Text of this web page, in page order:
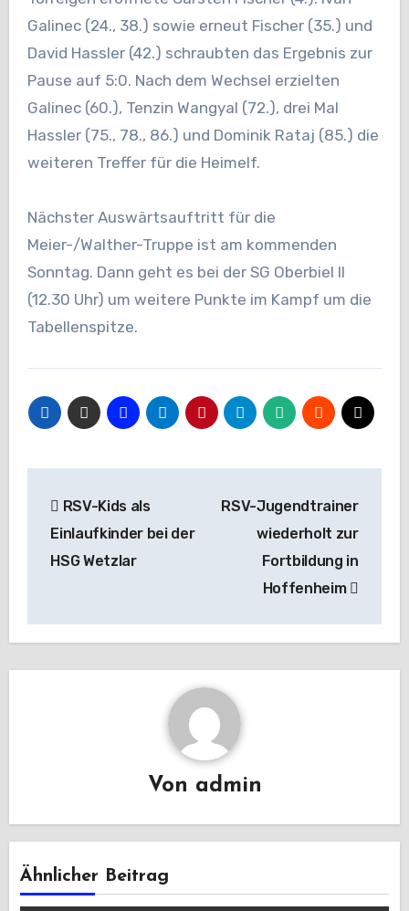
Galinec (24., 38.) sowie erneut Fischer (35.) und
David Hassler (42.) schraubten das Ergebnis zur
Pause auf 5:0. Nach dem Wechsel erzielten
Galinec (60.), Tenzin Wangyal (72.), drei Mal
Hassler (75., 78., 86.) und Dominik Rataj (85.) die
weiteren Treffer für die Heimelf.
Nächster Auswärtsauftritt für die
Meier-/Walther-Truppe ist am kommenden
Sonntag. Dann geht es bei der SG Oberbiel II
(12.30 Uhr) um weitere Punkte im Kampf um die
Tabellenspitze.
RSV-Kids als
Einlaufkinder bei der
HSG Wetzlar
RSV-Jugendtrainer
wiederholt zur
Fortbildung in
Hoffenheim
Von admin
Ähnlicher Beitrag